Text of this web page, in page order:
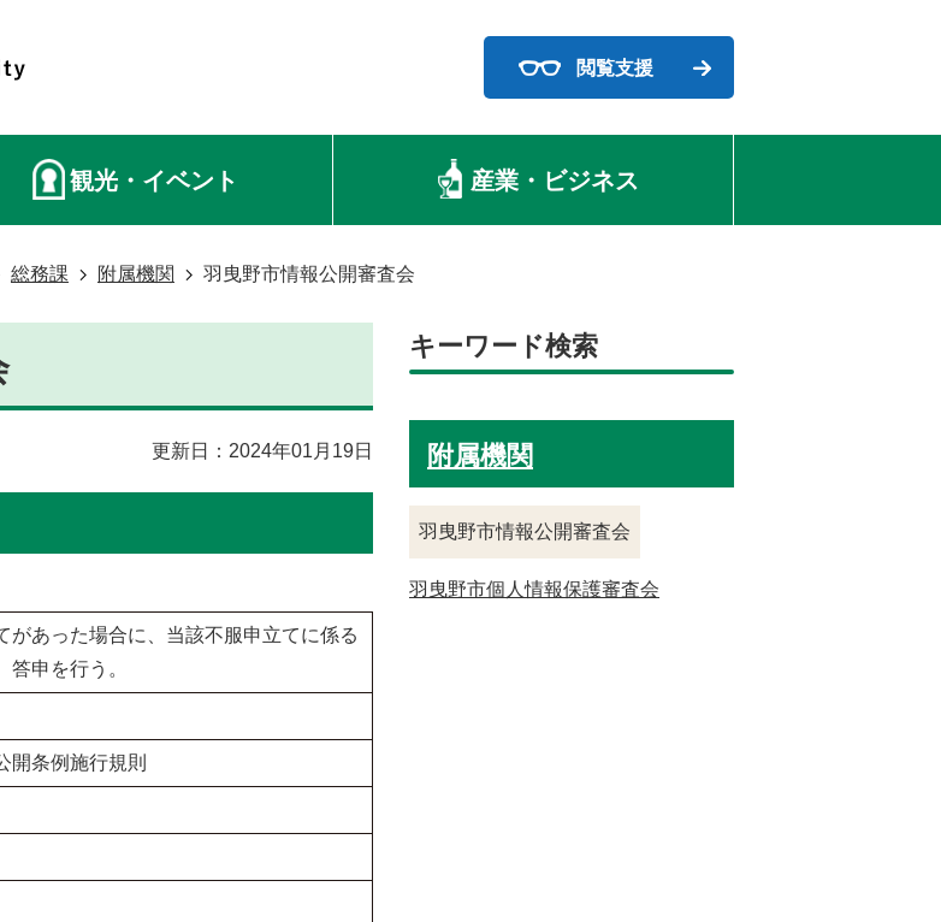
閲覧支援
観光・イベント 産業・ビジネス
総務課 附属機関 羽曳野市情報公開審査会
更新日：2024年01月19日
あった場合に、当該不服申立てに係る
申を行う。
開条例施行規則
キーワード検索
附属機関
羽曳野市情報公開審査会
羽曳野市個人情報保護審査会